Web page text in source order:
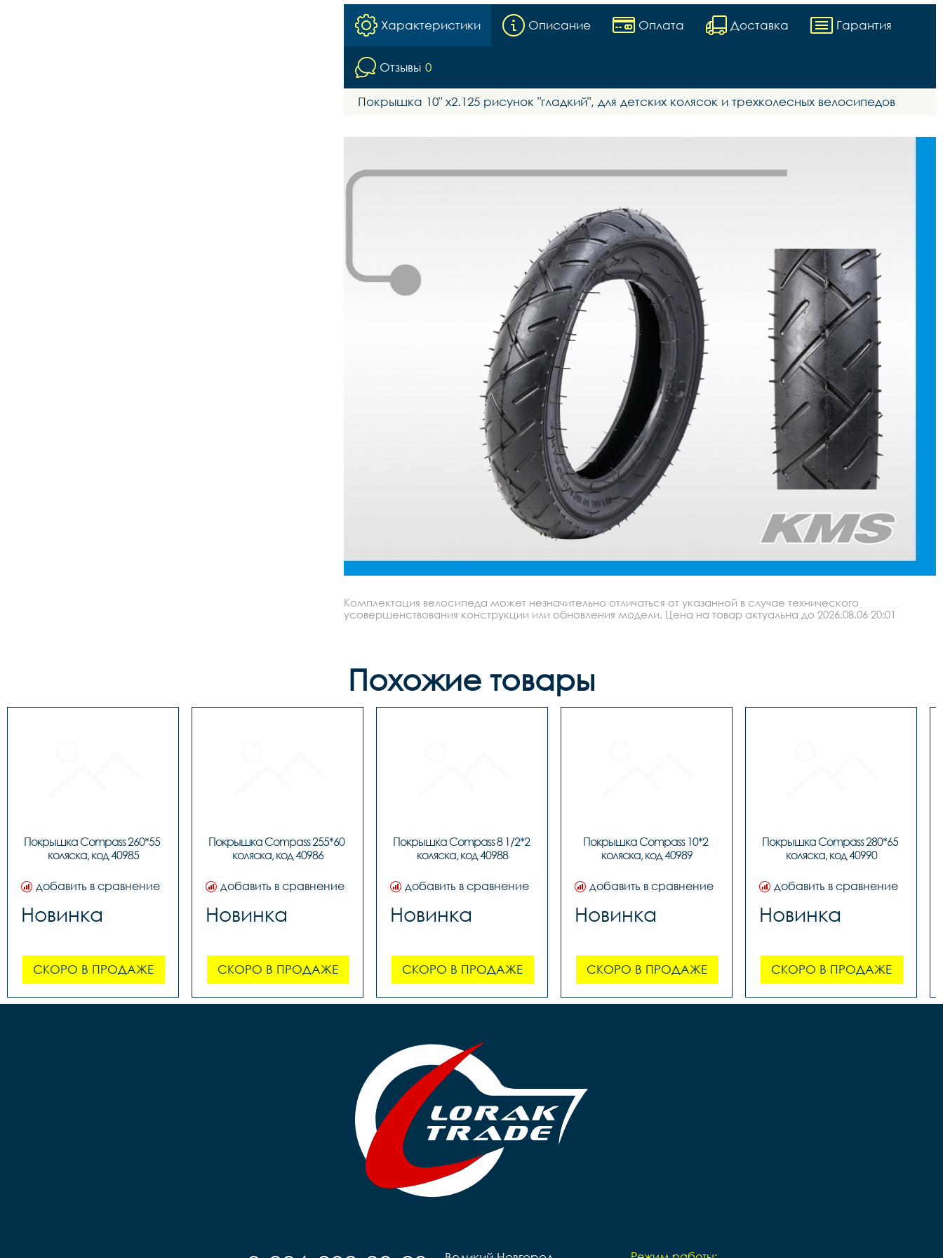
Характеристики Описание Оплата Доставка Гарантия
Отзывы 0
Покрышка 10" х2.125 рисунок "гладкий", для детских колясок и трехколесных велосипедов
Комплектация велосипеда может незначительно отличаться от указанной в случае технического
усовершенствования конструкции или обновления модели. Цена на товар актуальна до 2026.08.06 20:01
Похожие товары
Покрышка Compass 260*55
коляска, код 40985
добавить в сравнение
Новинка
СКОРО В ПРОДАЖЕ
Покрышка Compass 255*60
коляска, код 40986
добавить в сравнение
Новинка
СКОРО В ПРОДАЖЕ
Покрышка Compass 8 1/2*2
коляска, код 40988
добавить в сравнение
Новинка
СКОРО В ПРОДАЖЕ
Покрышка Compass 10*2
коляска, код 40989
добавить в сравнение
Новинка
СКОРО В ПРОДАЖЕ
Покрышка Compass 280*65
коляска, код 40990
добавить в сравнение
Новинка
СКОРО В ПРОДАЖЕ